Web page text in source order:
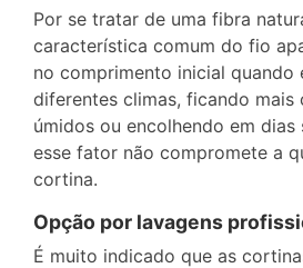
Por se tratar de uma fibra
característica comum do fio
no comprimento inicial quando
diferentes climas, ficando mais
úmidos ou encolhendo em dias
esse fator não compromete a
cortina.
Opção por lavagens
É muito indicado que as